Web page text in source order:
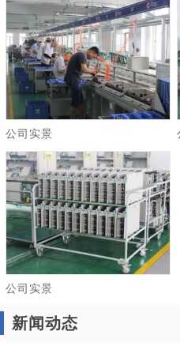
公司实景
公司实景
新闻动态